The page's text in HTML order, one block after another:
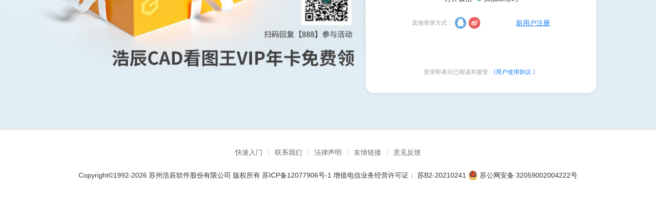
其他登录方式： 新用户注册
登录即表示已阅读并接受 《用户使用协议 》
快速入门 联系我们 法律声明 友情链接 意见反馈
Copyright©1992-2026 苏州浩辰软件股份有限公司 版权所有 苏ICP备12077906号-1 增值电信业务经营许可证： 苏B2-20210241 苏公网安备 32059002004222号